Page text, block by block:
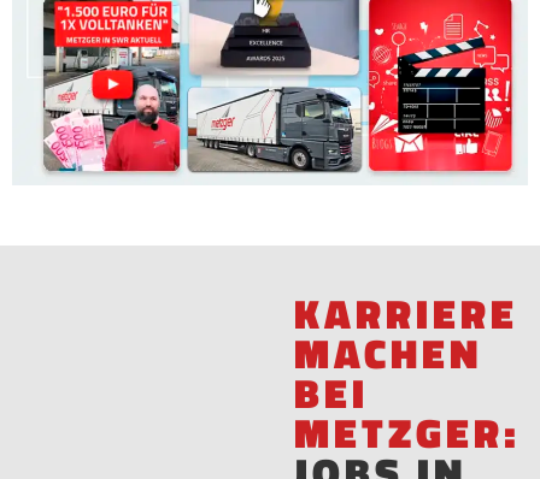
KARRIERE
MACHEN
BEI
METZGER: